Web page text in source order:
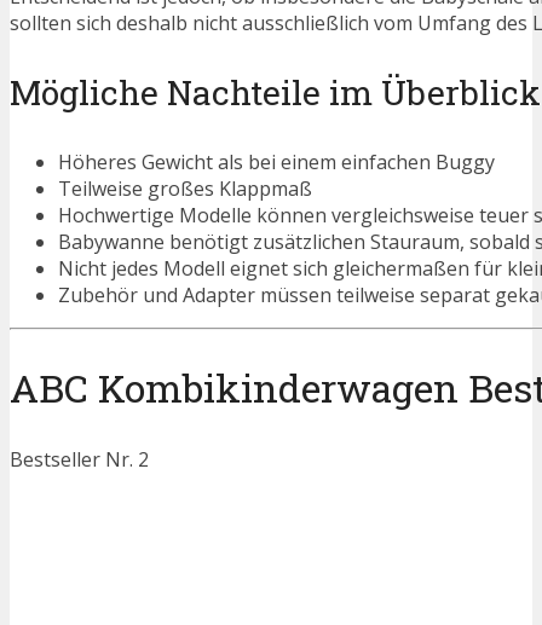
sollten sich deshalb nicht ausschließlich vom Umfang des
Mögliche Nachteile im Überblick
Höheres Gewicht als bei einem einfachen Buggy
Teilweise großes Klappmaß
Hochwertige Modelle können vergleichsweise teuer
Babywanne benötigt zusätzlichen Stauraum, sobald
Nicht jedes Modell eignet sich gleichermaßen für
Zubehör und Adapter müssen teilweise separat
ABC Kombikinderwagen
Bestseller Nr. 2